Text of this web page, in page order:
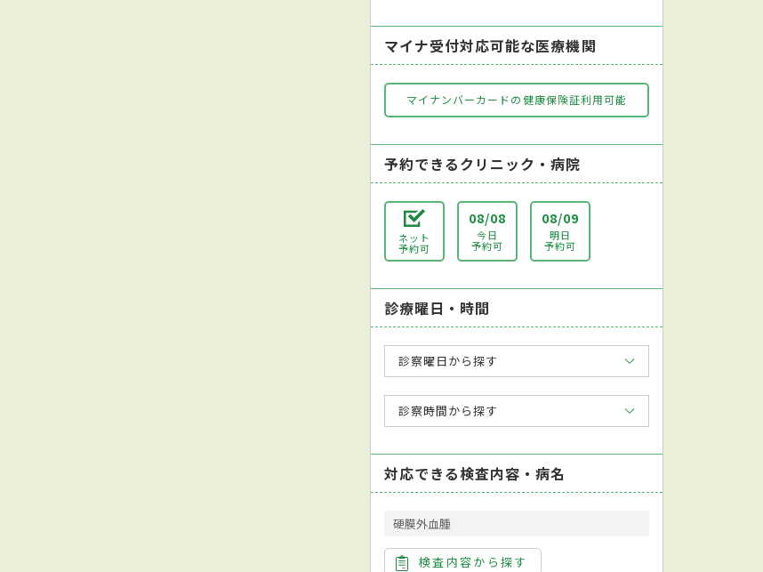
マイナ受付対応可能な医療機関
マイナンバーカードの健康保険証利用可能
予約できるクリニック・病院
ネット
予約可
08/08
今日
予約可
08/09
明日
予約可
診療曜日・時間
診察曜日から探す
診察時間から探す
対応できる検査内容・病名
硬膜外血腫
検査内容から探す